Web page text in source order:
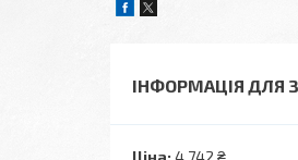
ІНФОРМАЦІЯ ДЛЯ
Ціна: 4 742 ₴